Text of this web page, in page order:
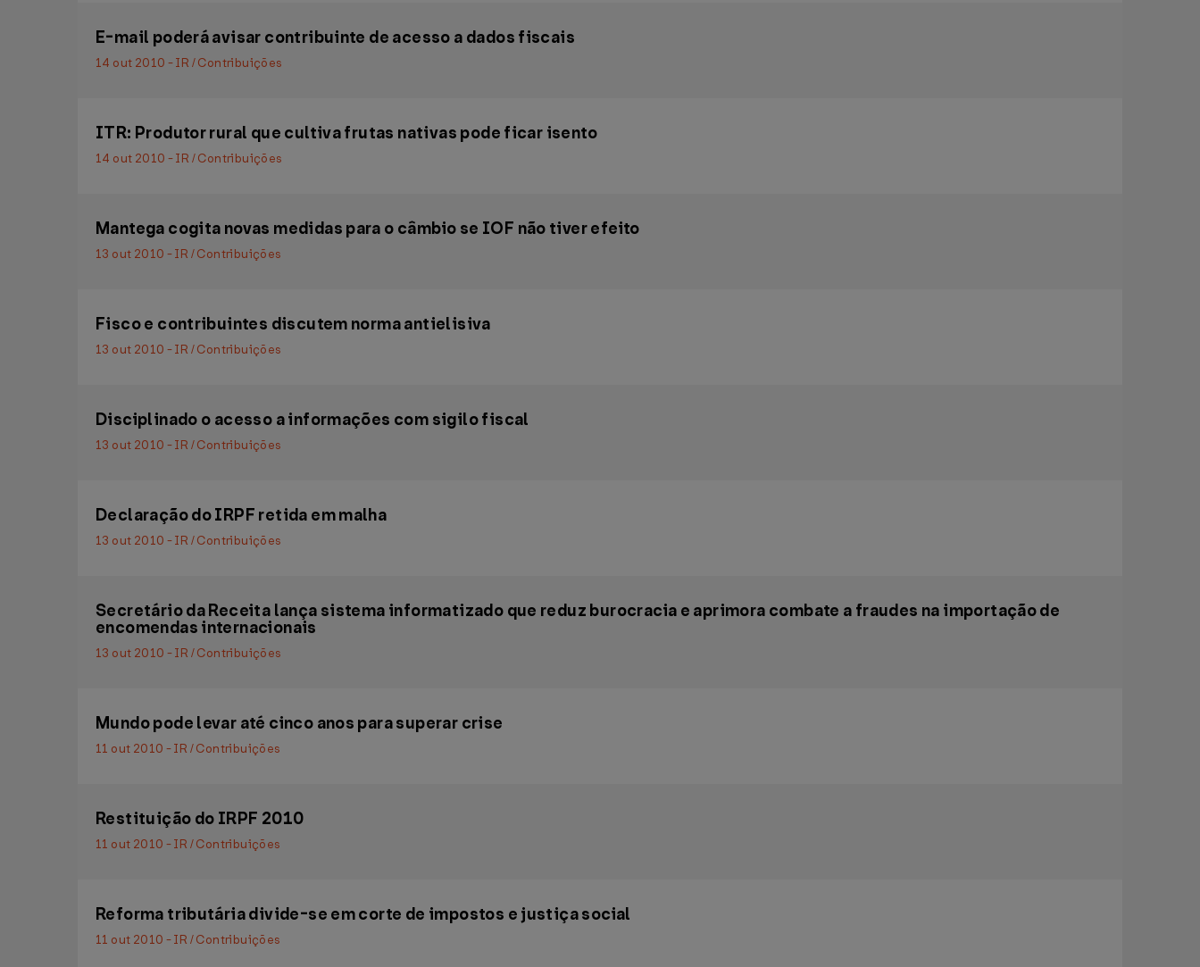
E-mail poderá avisar contribuinte de acesso a dados fiscais
14 out 2010 - IR / Contribuições
ITR: Produtor rural que cultiva frutas nativas pode ficar isento
14 out 2010 - IR / Contribuições
Mantega cogita novas medidas para o câmbio se IOF não tiver efeito
13 out 2010 - IR / Contribuições
Fisco e contribuintes discutem norma antielisiva
13 out 2010 - IR / Contribuições
Disciplinado o acesso a informações com sigilo fiscal
13 out 2010 - IR / Contribuições
Declaração do IRPF retida em malha
13 out 2010 - IR / Contribuições
Secretário da Receita lança sistema informatizado que reduz burocracia e aprimora combate a fraudes na importação de
encomendas internacionais
13 out 2010 - IR / Contribuições
Mundo pode levar até cinco anos para superar crise
11 out 2010 - IR / Contribuições
Restituição do IRPF 2010
11 out 2010 - IR / Contribuições
Reforma tributária divide-se em corte de impostos e justiça social
11 out 2010 - IR / Contribuições